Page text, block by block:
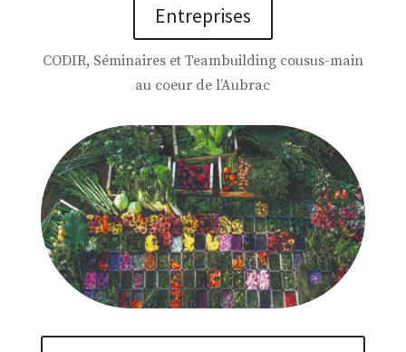
Entreprises
CODIR, Séminaires et Teambuilding cousus-main
au coeur de l’Aubrac